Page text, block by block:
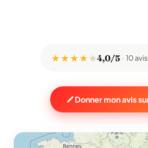
★ ★ ★ ★★4,0/5 10
Donner mon avis